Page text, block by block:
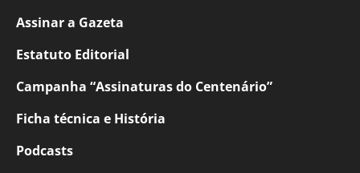
Assinar a Gazeta
Estatuto Editorial
Campanha “Assinaturas do Centenário”
Ficha técnica e História
Podcasts